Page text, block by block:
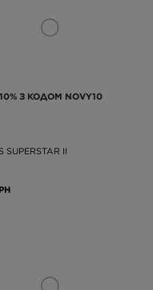
З КОДОМ NOVY10
SUPERSTAR II